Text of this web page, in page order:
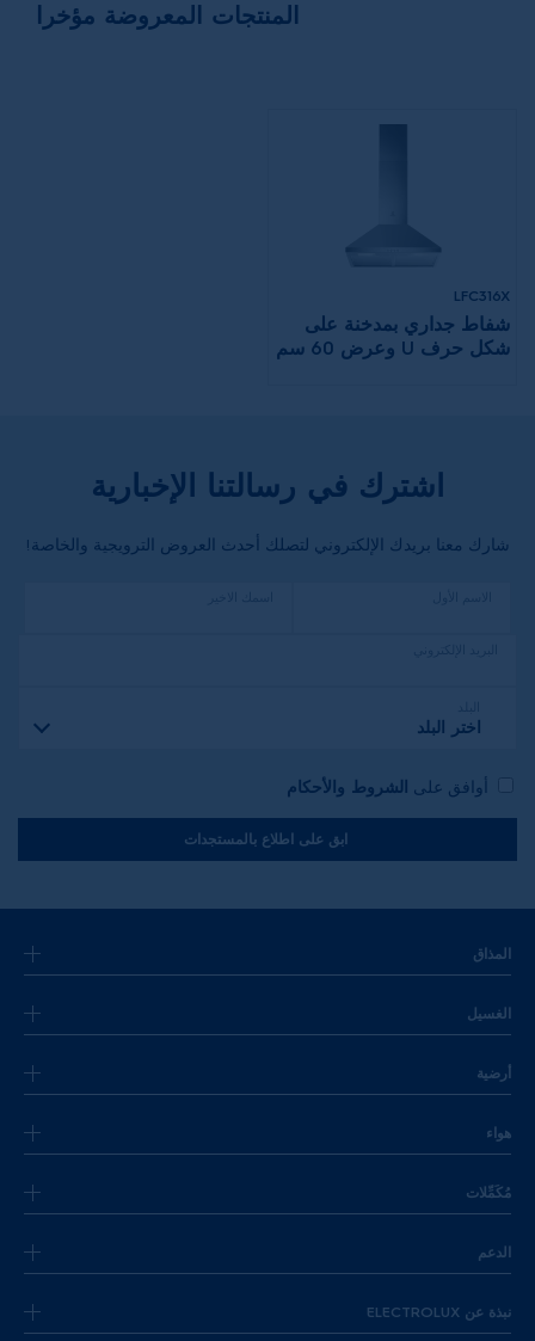
المنتجات المعروضة مؤخرا
LFC316X
شفاط جداري بمدخنة على
شكل حرف U وعرض 60 سم
اشترك في رسالتنا الإخبارية
شارك معنا بريدك الإلكتروني لتصلك أحدث العروض الترويجية والخاصة!
اختر البلد
أوافق على الشروط والأحكام
ابق على اطلاع بالمستجدات
المذاق
الغسيل
أرضية
هواء
مُكَمِّلات
الدعم
نبذة عن ELECTROLUX